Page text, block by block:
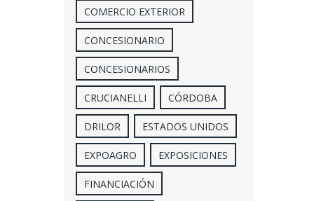
COMERCIO EXTERIOR
CONCESIONARIO
CONCESIONARIOS
CRUCIANELLI CÓRDOBA
DRILOR ESTADOS UNIDOS
EXPOAGRO EXPOSICIONES
FINANCIACIÓN